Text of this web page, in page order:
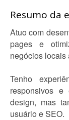
Resumo da
Atuo com
pages e
negócios locais
Tenho
responsivos e
design, mas
usuário e SEO.